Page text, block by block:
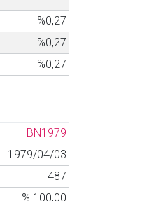
%0,27
%0,27
%0,27
BN1979
1979/04/03
487
% 100,00